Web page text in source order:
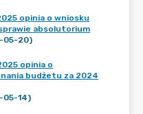
opinia o wniosku
absolutorium
05-20)
opinia o
budżetu za 2024
05-14)